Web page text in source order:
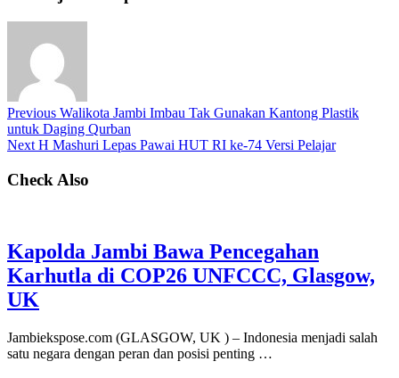
Previous Walikota Jambi Imbau Tak Gunakan Kantong Plastik
untuk Daging Qurban
Next H Mashuri Lepas Pawai HUT RI ke-74 Versi Pelajar
Check Also
Kapolda Jambi Bawa Pencegahan
Karhutla di COP26 UNFCCC, Glasgow,
UK
Jambiekspose.com (GLASGOW, UK ) – Indonesia menjadi salah
satu negara dengan peran dan posisi penting …